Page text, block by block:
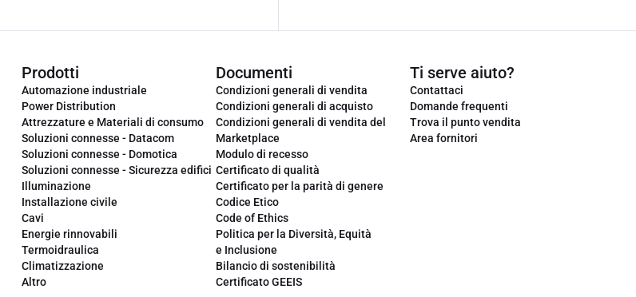
Prodotti
Automazione industriale
Power Distribution
Attrezzature e Materiali di consumo
Soluzioni connesse - Datacom
Soluzioni connesse - Domotica
Soluzioni connesse - Sicurezza edifici
Illuminazione
Installazione civile
Cavi
Energie rinnovabili
Termoidraulica
Climatizzazione
Altro
Documenti
Condizioni generali di vendita
Condizioni generali di acquisto
Condizioni generali di vendita del
Marketplace
Modulo di recesso
Certificato di qualità
Certificato per la parità di genere
Codice Etico
Code of Ethics
Politica per la Diversità, Equità
e Inclusione
Bilancio di sostenibilità
Certificato GEEIS
Ti serve aiuto?
Contattaci
Domande frequenti
Trova il punto vendita
Area fornitori